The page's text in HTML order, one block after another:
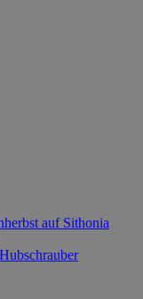
auf Sithonia